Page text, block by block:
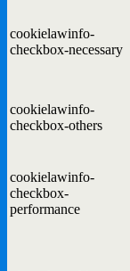
cookielawinfo-
checkbox-necessary
cookielawinfo-
checkbox-others
cookielawinfo-
checkbox-
performance